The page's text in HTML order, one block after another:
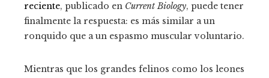
reciente, publicado en Current Biology, puede tener
finalmente la respuesta: es más similar a un
ronquido que a un espasmo muscular voluntario.
Mientras que los grandes felinos como los leones